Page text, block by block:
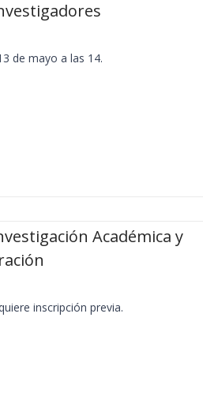
de mayo a las 14.
Académica y
inscripción previa.